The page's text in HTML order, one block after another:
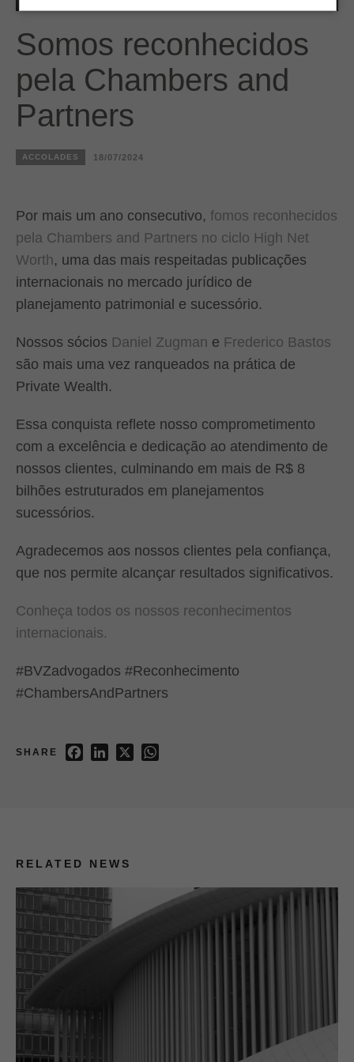
Somos reconhecidos
pela Chambers and
Partners
ACCOLADES 18/07/2024
Por mais um ano consecutivo, fomos reconhecidos
pela Chambers and Partners no ciclo High Net
Worth, uma das mais respeitadas publicações
internacionais no mercado jurídico de
planejamento patrimonial e sucessório.
Nossos sócios Daniel Zugman e Frederico Bastos
são mais uma vez ranqueados na prática de
Private Wealth.
Essa conquista reflete nosso comprometimento
com a excelência e dedicação ao atendimento de
nossos clientes, culminando em mais de R$ 8
bilhões estruturados em planejamentos
sucessórios.
Agradecemos aos nossos clientes pela confiança,
que nos permite alcançar resultados significativos.
Conheça todos os nossos reconhecimentos
internacionais.
#BVZadvogados #Reconhecimento
#ChambersAndPartners
SHARE FacebookLinkedIn
RELATED NEWS